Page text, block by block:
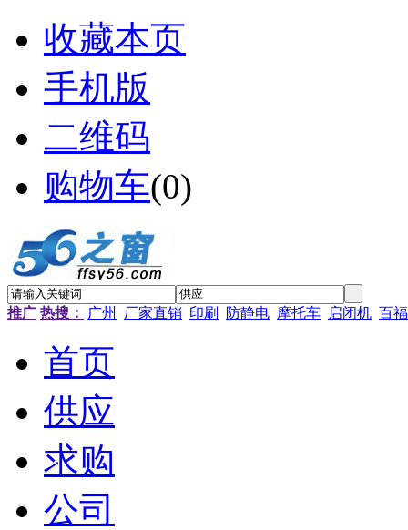
收藏本页
手机版
二维码
购物车(0)
推广 热搜： 广州 厂家直销 印刷 防静电 摩托车 启闭机 百福
首页
供应
求购
公司